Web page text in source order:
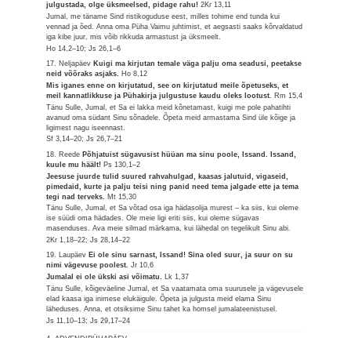
julgustada, olge üksmeelsed, pidage rahu!2Kr 13,11
Jumal, me täname Sind ristikoguduse eest, milles tohime end tunda kui
vennad ja õed. Anna oma Püha Vaimu juhtimist, et aegsasti saaks kõrvaldatud
iga kibe juur, mis võib rikkuda armastust ja üksmeelt.
Ho 14,2–10; Js 26,1–6
17. Neljapäev Kuigi ma kirjutan temale väga palju oma seadusi, peetakse
neid võõraks asjaks. Ho 8,12
Mis iganes enne on kirjutatud, see on kirjutatud meile õpetuseks, et
meil kannatlikkuse ja Pühakirja julgustuse kaudu oleks lootust. Rm 15,4
Tänu Sulle, Jumal, et Sa ei lakka meid kõnetamast, kuigi me pole pahatihti
avanud oma südant Sinu sõnadele. Õpeta meid armastama Sind üle kõige ja
ligimest nagu iseennast.
Sf 3,14–20; Js 26,7–21
18. Reede Põhjatuist sügavusist hüüan ma sinu poole, Issand. Issand,
kuule mu häält! Ps 130,1–2
Jeesuse juurde tulid suured rahvahulgad, kaasas jalutuid, vigaseid,
pimedaid, kurte ja palju teisi ning panid need tema jalgade ette ja tema
tegi nad terveks. Mt 15,30
Tänu Sulle, Jumal, et Sa võtad osa iga hädasolija murest – ka siis, kui oleme
ise süüdi oma hädades. Ole meie ligi eriti siis, kui oleme sügavas
masenduses. Ava meie silmad märkama, kui lähedal on tegelikult Sinu abi.
2Kr 1,18–22; Js 28,14–22
19. Laupäev Ei ole sinu sarnast, Issand! Sina oled suur, ja suur on su
nimi vägevuse poolest.Jr 10,6
Jumalal ei ole ükski asi võimatu. Lk 1,37
Tänu Sulle, kõigeväeline Jumal, et Sa vaatamata oma suurusele ja vägevusele
elad kaasa iga inimese elukäigule. Õpeta ja julgusta meid elama Sinu
läheduses. Anna, et otsiksime Sinu tahet ka homsel jumalateenistusel.
Js 11,10–13; Js 29,17–24